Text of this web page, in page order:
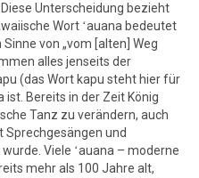
Unterscheidung bezieht
Wort ʻauana bedeutet
von „vom [alten] Weg
alles jenseits der
(das Wort kapu steht hier für
ist. Bereits in der Zeit König
Tanz zu verändern, auch
und
Viele ʻauana – moderne
mehr als 100 Jahre alt,